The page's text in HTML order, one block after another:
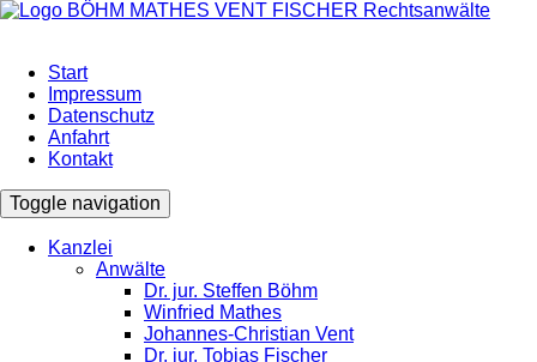
Start
Impressum
Datenschutz
Anfahrt
Kontakt
Toggle navigation
Kanzlei
Anwälte
Dr. jur. Steffen Böhm
Winfried Mathes
Johannes-Christian Vent
Dr. jur. Tobias Fischer